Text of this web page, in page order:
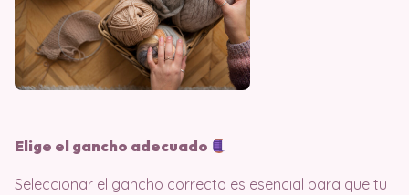
Elige el gancho adecuado
Seleccionar el gancho correcto es esencial para que tu